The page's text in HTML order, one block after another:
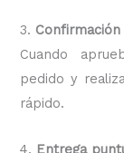
3.
Cuando
pedido y
rápido.
4. Entrega